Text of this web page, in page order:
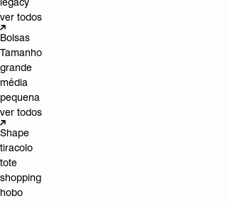
ver todos
Bolsas
Tamanho
grande
média
pequena
ver todos
Shape
tiracolo
tote
shopping
hobo